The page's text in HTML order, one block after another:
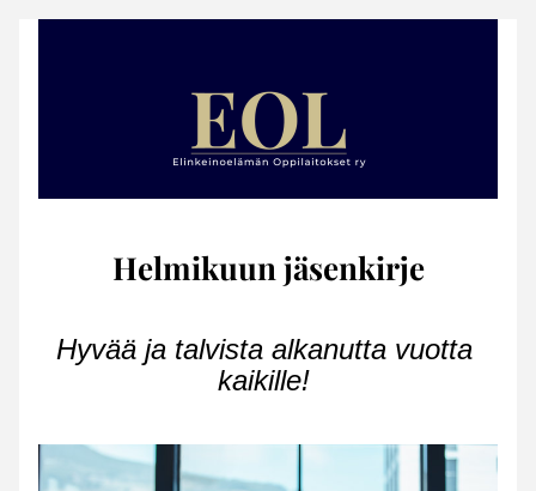
Helmikuun jäsenkirje
Hyvää ja talvista alkanutta vuotta
kaikille!